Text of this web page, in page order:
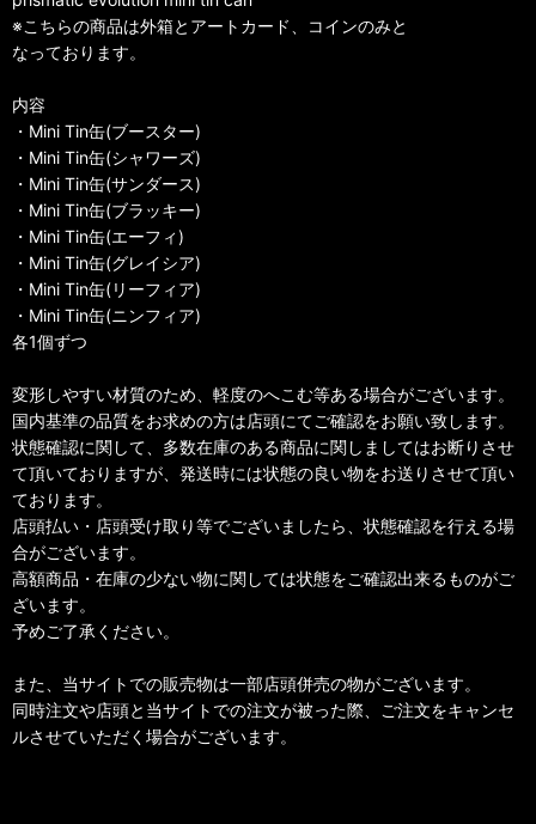
※こちらの商品は外箱とアートカード、コインのみと
なっております。
内容
・Mini Tin缶(ブースター)
・Mini Tin缶(シャワーズ)
・Mini Tin缶(サンダース)
・Mini Tin缶(ブラッキー)
・Mini Tin缶(エーフィ)
・Mini Tin缶(グレイシア)
・Mini Tin缶(リーフィア)
・Mini Tin缶(ニンフィア)
各1個ずつ
変形しやすい材質のため、軽度のへこむ等ある場合がございます。
国内基準の品質をお求めの方は店頭にてご確認をお願い致します。
状態確認に関して、多数在庫のある商品に関しましてはお断りさせ
て頂いておりますが、発送時には状態の良い物をお送りさせて頂い
ております。
店頭払い・店頭受け取り等でございましたら、状態確認を行える場
合がございます。
高額商品・在庫の少ない物に関しては状態をご確認出来るものがご
ざいます。
予めご了承ください。
また、当サイトでの販売物は一部店頭併売の物がございます。
同時注文や店頭と当サイトでの注文が被った際、ご注文をキャンセ
ルさせていただく場合がございます。